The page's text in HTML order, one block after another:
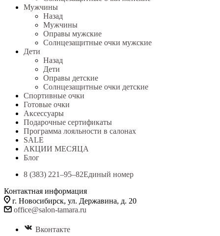
Мужчины
Назад
Мужчины
Оправы мужские
Солнцезащитные очки мужские
Дети
Назад
Дети
Оправы детские
Солнцезащитные очки детские
Спортивные очки
Готовые очки
Аксессуары
Подарочные сертификаты
Программа лояльности в салонах
SALE
АКЦИИ МЕСЯЦА
Блог
8 (383) 221‒95‒82Единый номер
Контактная информация
г. Новосибирск, ул. Державина, д. 20
office@salon-tamara.ru
Вконтакте